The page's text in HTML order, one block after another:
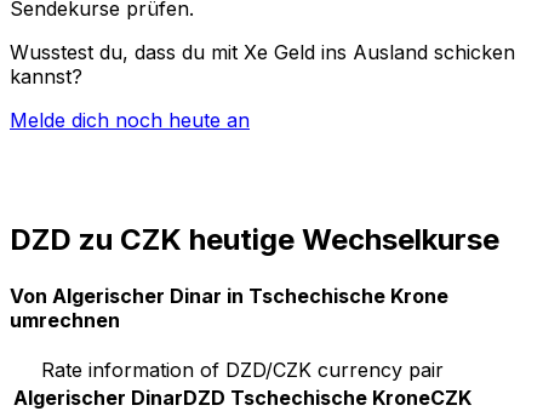
Sendekurse prüfen.
Wusstest du, dass du mit Xe Geld ins Ausland schicken
kannst?
Melde dich noch heute an
DZD zu CZK heutige Wechselkurse
Von Algerischer Dinar in Tschechische Krone
umrechnen
Rate information of DZD/CZK currency pair
Algerischer DinarDZD Tschechische KroneCZK